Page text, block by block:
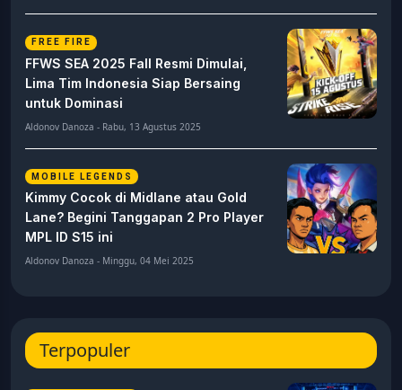
FREE FIRE
FFWS SEA 2025 Fall Resmi Dimulai,
Lima Tim Indonesia Siap Bersaing
untuk Dominasi
Aldonov Danoza - Rabu, 13 Agustus 2025
MOBILE LEGENDS
Kimmy Cocok di Midlane atau Gold
Lane? Begini Tanggapan 2 Pro Player
MPL ID S15 ini
Aldonov Danoza - Minggu, 04 Mei 2025
Terpopuler